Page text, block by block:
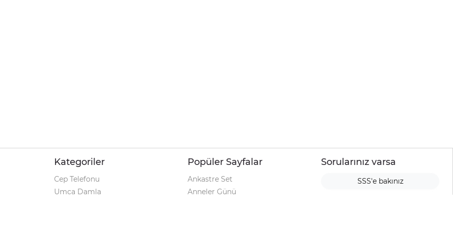
Kategoriler
Cep Telefonu
Umca Damla
Popüler Sayfalar
Ankastre Set
Anneler Günü
Sorularınız varsa
SSS'e bakınız